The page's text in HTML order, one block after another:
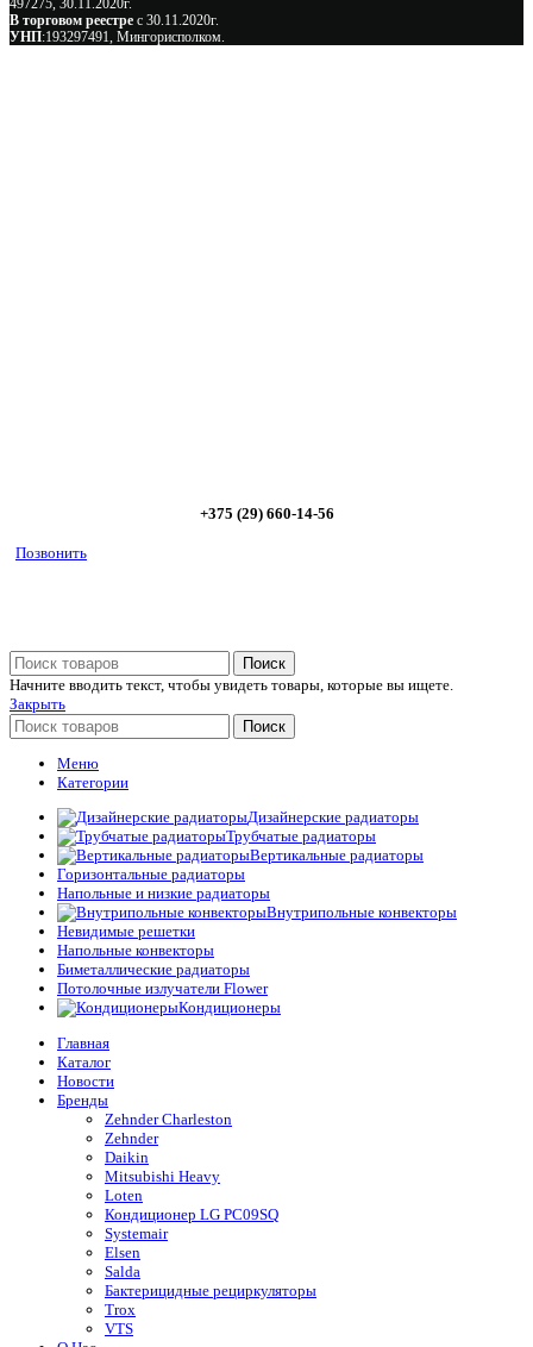
497275, 30.11.2020г.
В торговом реестре с 30.11.2020г.
УНП:193297491, Мингорисполком.
+375 (29) 660-14-56
Позвонить
Поиск
Начните вводить текст, чтобы увидеть товары, которые вы ищете.
Закрыть
Поиск
Меню
Категории
Дизайнерские радиаторы
Трубчатые радиаторы
Вертикальные радиаторы
Горизонтальные радиаторы
Напольные и низкие радиаторы
Внутрипольные конвекторы
Невидимые решетки
Напольные конвекторы
Биметаллические радиаторы
Потолочные излучатели Flower
Кондиционеры
Главная
Каталог
Новости
Бренды
Zehnder Charleston
Zehnder
Daikin
Mitsubishi Heavy
Loten
Кондиционер LG PC09SQ
Systemair
Elsen
Salda
Бактерицидные рециркуляторы
Trox
VTS